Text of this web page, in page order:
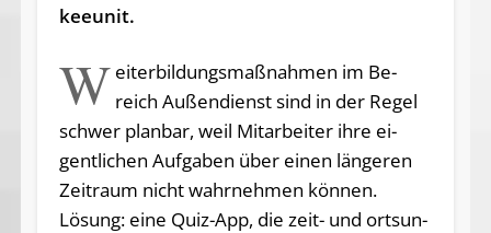
keeunit.
W eiterbildungsmaßnahmen im Be­
reich Außendienst sind in der Regel
schwer planbar, weil Mit­arbei­ter ihre ei­
gentli­chen Auf­ga­ben über ei­nen länge­ren
Zeit­raum nicht wahrnehmen können.
Lösung: ei­ne Quiz-App, die zeit- und orts­un­